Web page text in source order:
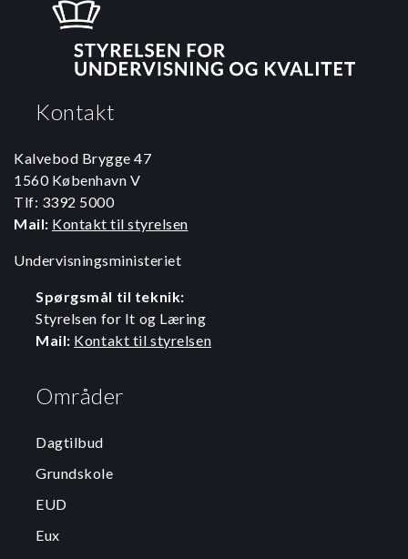
Kontakt
Kalvebod Brygge 47
1560 København V
Tlf: 3392 5000
Mail: Kontakt til styrelsen
Undervisningsministeriet
Spørgsmål til teknik:
Styrelsen for It og Læring
Mail: Kontakt til styrelsen
Områder
Dagtilbud
Grundskole
EUD
Eux